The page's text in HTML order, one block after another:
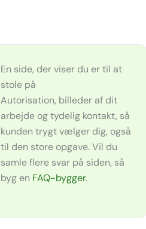
En side, der viser du er til at
stole på
Autorisation, billeder af dit
arbejde og tydelig kontakt, så
kunden trygt vælger dig, også
til den store opgave. Vil du
samle flere svar på siden, så
byg en FAQ-bygger.